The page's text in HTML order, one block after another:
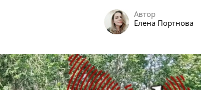
Автор
Елена Портнова